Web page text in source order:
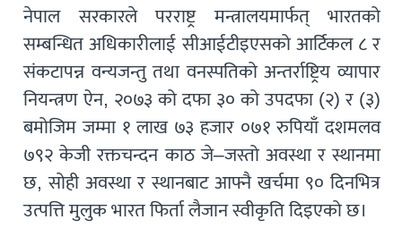
नेपाल सरकारले परराष्ट्र मन्त्रालयमार्फत् भारतको
सम्बन्धित अधिकारीलाई सीआईटीइएसको आर्टिकल ८ र
संकटापन्न वन्यजन्तु तथा वनस्पतिको अन्तर्राष्ट्रिय व्यापार
नियन्त्रण ऐन, २०७३ को दफा ३० को उपदफा (२) र (३)
बमोजिम जम्मा १ लाख ७३ हजार ०७१ रुपियाँ दशमलव
७९२ केजी रक्तचन्दन काठ जे–जस्तो अवस्था र स्थानमा
छ, सोही अवस्था र स्थानबाट आफ्नै खर्चमा ९० दिनभित्र
उत्पत्ति मुलुक भारत फिर्ता लैजान स्वीकृति दिइएको छ।